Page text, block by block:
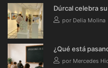
Dúrcal celebra
por Delia Molina
¿Qué está
por Mercedes